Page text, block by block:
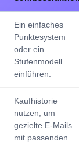
Ein einfaches
Punktesystem
oder ein
Stufenmodell
einführen.
Kaufhistorie
nutzen, um
gezielte E-Mails
mit passenden